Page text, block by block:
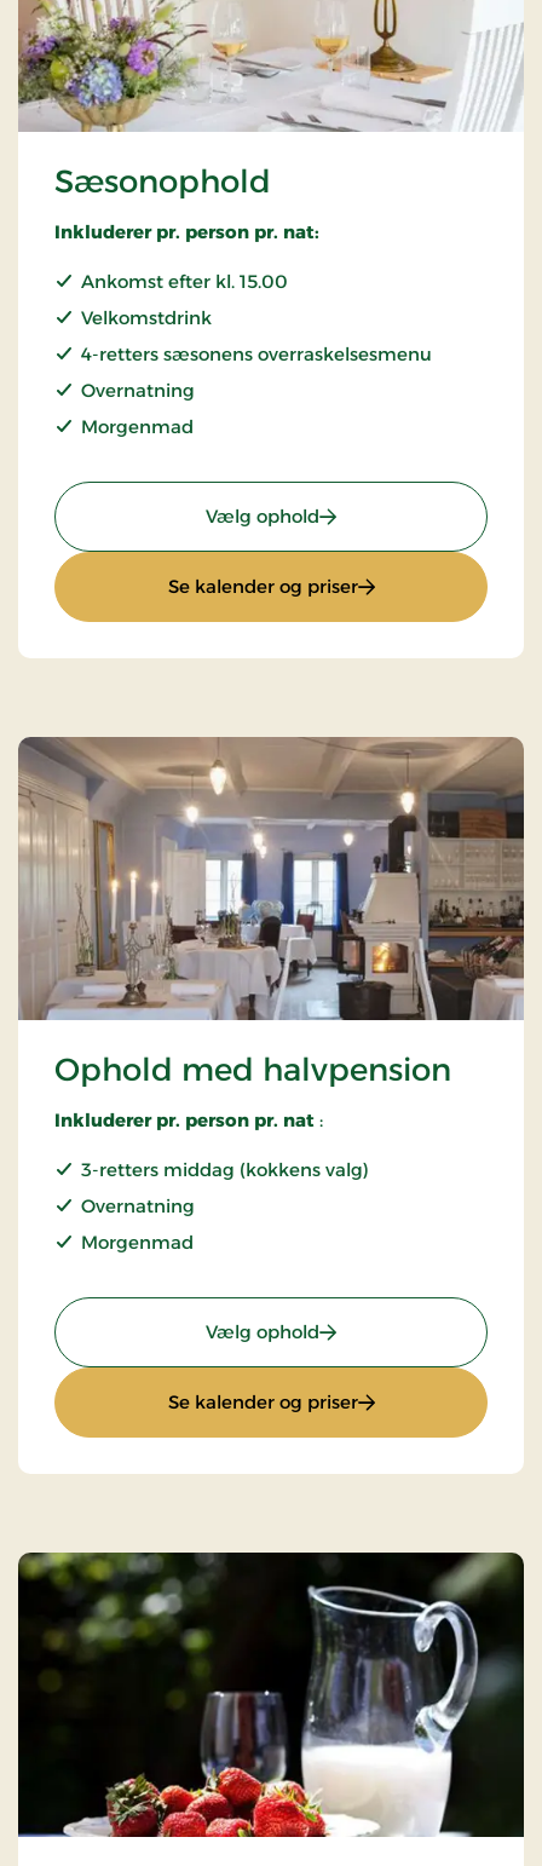
Sæsonophold
Inkluderer pr. person pr. nat:
Ankomst efter kl. 15.00
Velkomstdrink
4-retters sæsonens overraskelsesmenu
Overnatning
Morgenmad
Vælg ophold: Sæsonophold
Se kalender og priser: Sæsonophold
Ophold med halvpension
Inkluderer pr. person pr. nat :
3-retters middag (kokkens valg)
Overnatning
Morgenmad
Vælg ophold: Ophold med
Se kalender og priser: Ophold med